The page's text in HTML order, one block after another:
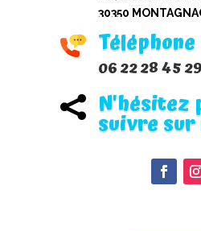
30350
Téléphone
06 22 28 45 29
 N'hésitez
suivre sur